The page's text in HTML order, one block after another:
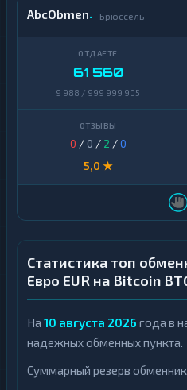
AbcObmen Брюссель
61 560
9 988 / 999 999 905
0 / 0 / 2 /0
5,0 ★
Статистика топ
Евро EUR на Bitcoin
На 10 августа 2026 года в
надежных обменных пункта.
Суммарный резерв